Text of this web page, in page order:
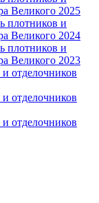
Великого 2025
плотников и
Великого 2024
плотников и
Великого 2023
отделочников
отделочников
отделочников